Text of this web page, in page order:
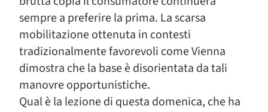
sempre a preferire la prima. La scarsa
mobilitazione ottenuta in contesti
tradizionalmente favorevoli come Vienna
dimostra che la base è disorientata da tali
manovre opportunistiche.
Qual è la lezione di questa domenica, che ha